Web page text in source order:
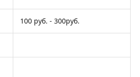
100 руб. - 300руб.